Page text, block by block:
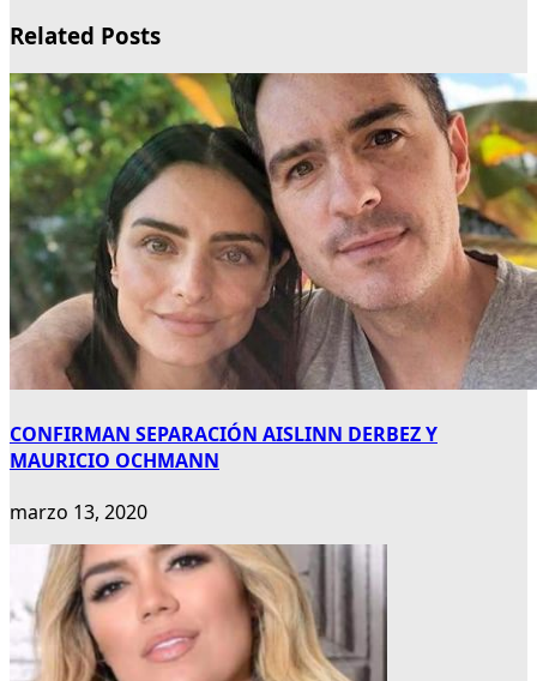
Related Posts
CONFIRMAN SEPARACIÓN AISLINN DERBEZ Y
MAURICIO OCHMANN
marzo 13, 2020